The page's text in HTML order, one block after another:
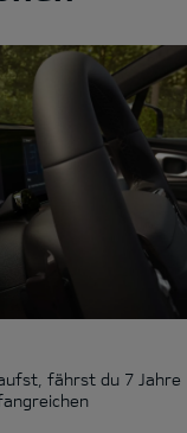
fährst du 7 Jahre